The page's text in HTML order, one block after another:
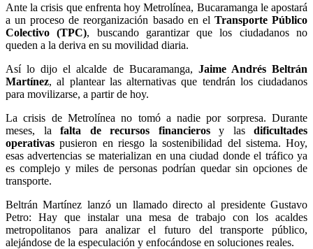
Ante la crisis que enfrenta hoy Metrolínea, Bucaramanga le apostará
a un proceso de reorganización basado en el Transporte Público
Colectivo (TPC), buscando garantizar que los ciudadanos no
queden a la deriva en su movilidad diaria.
Así lo dijo el alcalde de Bucaramanga, Jaime Andrés Beltrán
Martínez, al plantear las alternativas que tendrán los ciudadanos
para movilizarse, a partir de hoy.
La crisis de Metrolínea no tomó a nadie por sorpresa. Durante
meses, la falta de recursos financieros y las dificultades
operativas pusieron en riesgo la sostenibilidad del sistema. Hoy,
esas advertencias se materializan en una ciudad donde el tráfico ya
es complejo y miles de personas podrían quedar sin opciones de
transporte.
Beltrán Martínez lanzó un llamado directo al presidente Gustavo
Petro: Hay que instalar una mesa de trabajo con los acaldes
metropolitanos para analizar el futuro del transporte público,
alejándose de la especulación y enfocándose en soluciones reales.